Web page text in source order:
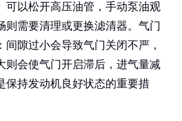
可以松开高压油管，手动泵油观
则需要清理或更换滤清器。气门
隙过小会导致气门关闭不严，
则会使气门开启滞后，进气量减
保持发动机良好状态的重要措